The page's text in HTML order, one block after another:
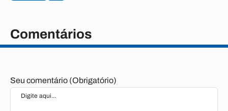
Comentários
Seu comentário (Obrigatório)